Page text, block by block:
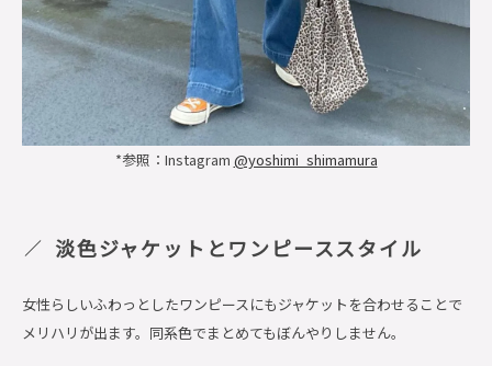
*参照：Instagram @yoshimi_shimamura
淡色ジャケットとワンピーススタイル
女性らしいふわっとしたワンピースにもジャケットを合わせることで
メリハリが出ます。同系色でまとめてもぼんやりしません。